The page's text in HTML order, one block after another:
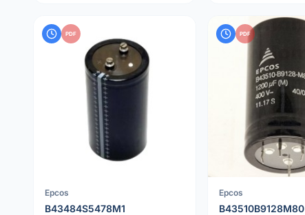
PDF
Epcos
B43484S5478M1
PDF
Epcos
B43510B9128M80